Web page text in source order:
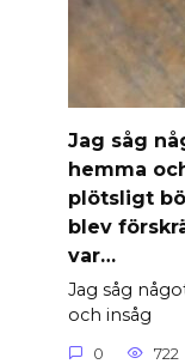
Jag såg
hemma
plötsligt
blev
var…
Jag såg
och insåg
0 722